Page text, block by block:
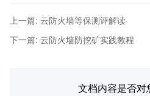
上一篇: 云防火墙等保测评解读
下一篇: 云防火墙防挖矿实践教程
文档内容是否对